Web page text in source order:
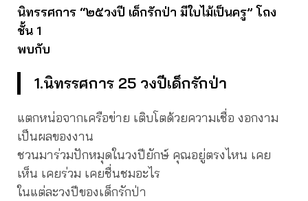
นิทรรศการ “๒๕วงปี เด็กรักป่า มีใบไม้เป็นครู” โถง
ชั้น 1
พบกับ
1.นิทรรศการ 25 วงปีเด็กรักป่า
แตกหน่อจากเครือข่าย เติบโตด้วยความเชื่อ งอกงาม
เป็นผลของงาน
ชวนมาร่วมปักหมุดในวงปียักษ์ คุณอยู่ตรงไหน เคย
เห็น เคยร่วม เคยชื่นชมอะไร
ในแต่ละวงปีของเด็กรักป่า